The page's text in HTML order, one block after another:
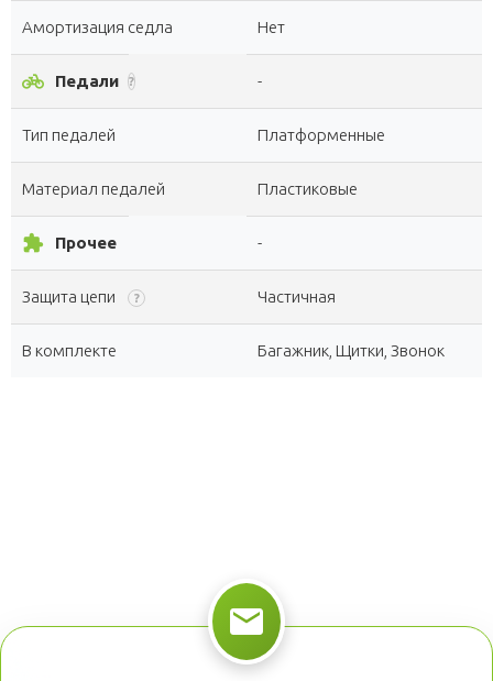
Амортизация седла Нет
pedal_bike Педали ? -
Тип педалей Платформенные
Материал педалей Пластиковые
extension Прочее -
Защита цепи ? Частичная
В комплекте Багажник, Щитки, Звонок